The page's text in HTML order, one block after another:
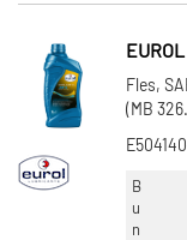
Fles,
(MB 326.
B
u
n